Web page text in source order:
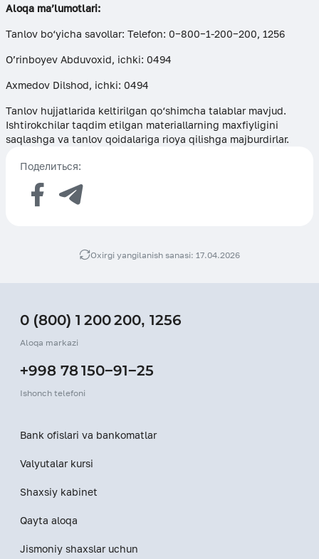
Aloqa ma’lumotlari:
Tanlov bo‘yicha savollar: Telefon: 0−800−1-200−200, 1256
O’rinboyev Abduvoxid, ichki: 0494
Axmedov Dilshod, ichki: 0494
Tanlov hujjatlarida keltirilgan qo‘shimcha talablar mavjud.
Ishtirokchilar taqdim etilgan materiallarning maxfiyligini
saqlashga va tanlov qoidalariga rioya qilishga majburdirlar.
Поделиться:
Oxirgi yangilanish sanasi: 17.04.2026
0 (800) 1 200 200, 1256
Aloqa markazi
+998 78 150−91−25
Ishonch telefoni
Bank ofislari va bankomatlar
Valyutalar kursi
Shaxsiy kabinet
Qayta aloqa
Jismoniy shaxslar uchun